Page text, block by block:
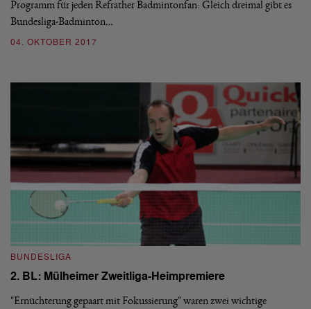
Programm für jeden Refrather Badmintonfan: Gleich dreimal gibt es
Bundesliga-Badminton…
04. OKTOBER 2017
BUNDESLIGA
2. BL: Mülheimer Zweitliga-Heimpremiere
"Ernüchterung gepaart mit Fokussierung" waren zwei wichtige